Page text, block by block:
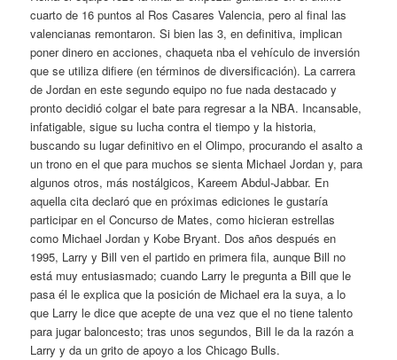
cuarto de 16 puntos al Ros Casares Valencia, pero al final las
valencianas remontaron. Si bien las 3, en definitiva, implican
poner dinero en acciones, chaqueta nba el vehículo de inversión
que se utiliza difiere (en términos de diversificación). La carrera
de Jordan en este segundo equipo no fue nada destacado y
pronto decidió colgar el bate para regresar a la NBA. Incansable,
infatigable, sigue su lucha contra el tiempo y la historia,
buscando su lugar definitivo en el Olimpo, procurando el asalto a
un trono en el que para muchos se sienta Michael Jordan y, para
algunos otros, más nostálgicos, Kareem Abdul-Jabbar. En
aquella cita declaró que en próximas ediciones le gustaría
participar en el Concurso de Mates, como hicieran estrellas
como Michael Jordan y Kobe Bryant. Dos años después en
1995, Larry y Bill ven el partido en primera fila, aunque Bill no
está muy entusiasmado; cuando Larry le pregunta a Bill que le
pasa él le explica que la posición de Michael era la suya, a lo
que Larry le dice que acepte de una vez que el no tiene talento
para jugar baloncesto; tras unos segundos, Bill le da la razón a
Larry y da un grito de apoyo a los Chicago Bulls.